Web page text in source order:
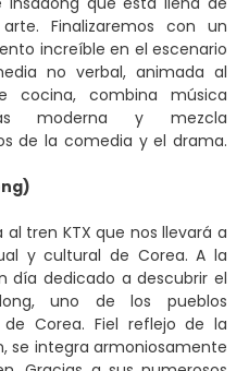
Finalizaremos con un
increíble en el escenario
no verbal, animada al
cocina, combina música
moderna y mezcla
de la comedia y el drama.
tren KTX que nos llevará a
y cultural de Corea. A la
día dedicado a descubrir el
uno de los pueblos
Corea. Fiel reflejo de la
se integra armoniosamente